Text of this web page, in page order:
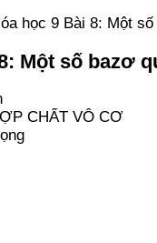
học 9 Bài 8: Một
Một số bazơ
CHẤT VÔ CƠ